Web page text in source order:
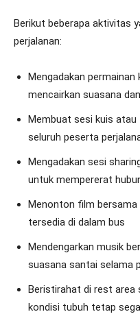
Berikut beberapa aktivitas
perjalanan:
Mengadakan
mencairkan suasana
Membuat sesi kuis atau
seluruh peserta
Mengadakan sesi
untuk mempererat
Menonton film
tersedia di dalam bus
Mendengarkan musik
suasana santai selama
Beristirahat di rest area
kondisi tubuh tetap